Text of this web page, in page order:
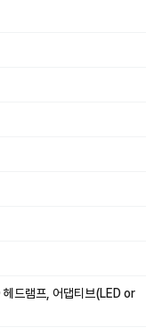
헤드램프, 어댑티브(LED or